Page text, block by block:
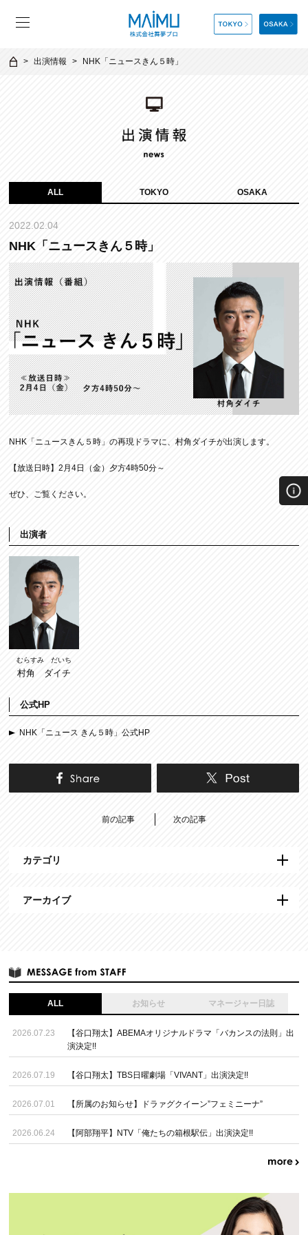
出演情報 NHK「ニュースきん５時」
ALL TOKYO OSAKA
2022.02.04
NHK「ニュースきん５時」
NHK「ニュースきん５時」の再現ドラマに、村角ダイチが出演します。
【放送日時】2月4日（金）夕方4時50分～
ぜひ、ご覧ください。
出演者
むらすみ だいち
村角 ダイチ
公式HP
NHK「ニュース きん５時」公式HP
前の記事 次の記事
カテゴリ
アーカイブ
ALL お知らせ マネージャー日誌
2026.07.23
【谷口翔太】ABEMAオリジナルドラマ「バカンスの法則」出
演決定!!
2026.07.19 【谷口翔太】TBS日曜劇場「VIVANT」出演決定!!
2026.07.01 【所属のお知らせ】ドラァグクイーン”フェミニーナ”
2026.06.24 【阿部翔平】NTV「俺たちの箱根駅伝」出演決定!!